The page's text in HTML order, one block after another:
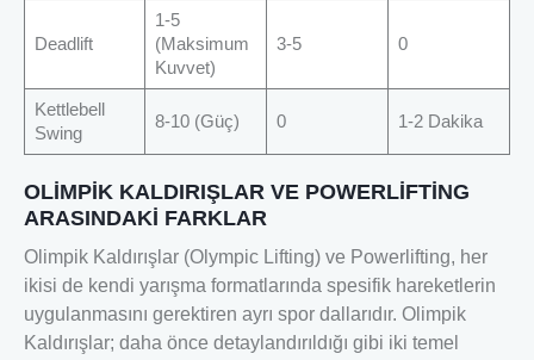
Deadlift
1-5
(Maksimum
Kuvvet)
3-5 0
Kettlebell
Swing
8-10 (Güç) 0 1-2 Dakika
OLİMPİK KALDIRIŞLAR VE POWERLİFTİNG
ARASINDAKİ FARKLAR
Olimpik Kaldırışlar (Olympic Lifting) ve Powerlifting, her
ikisi de kendi yarışma formatlarında spesifik hareketlerin
uygulanmasını gerektiren ayrı spor dallarıdır. Olimpik
Kaldırışlar; daha önce detaylandırıldığı gibi iki temel